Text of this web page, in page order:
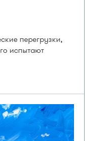
перегрузки,
испытают